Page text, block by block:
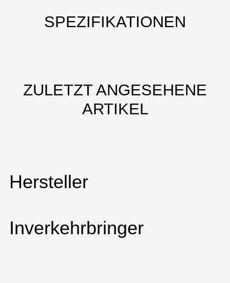
SPEZIFIKATIONEN
ZULETZT ANGESEHENE
ARTIKEL
Hersteller
Inverkehrbringer